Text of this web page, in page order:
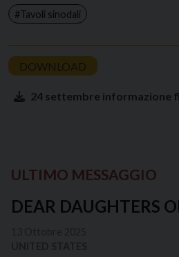
Tavoli sinodali
24 settembre informazione
ULTIMO MESSAGGIO
DEAR DAUGHTERS